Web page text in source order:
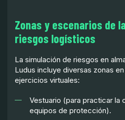
Zonas y escenarios de
riesgos logísticos
La simulación de riesgos en
Ludus incluye diversas zonas
ejercicios virtuales:
Vestuario (para practicar la
equipos de protección).